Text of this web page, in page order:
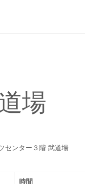
場
センター３階 武道場
時間